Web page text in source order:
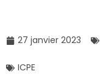
27 janvier 2023
ICPE